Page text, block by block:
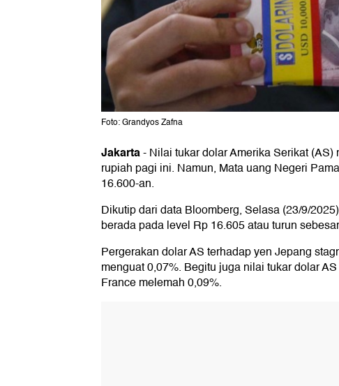
Foto: Grandyos Zafna
Jakarta-Nilai tukar dolar Amerika Serikat (AS)
rupiah pagi ini. Namun, Mata uang Negeri
16.600-an.
Dikutip dari data Bloomberg, Selasa (23/9/
berada pada level Rp 16.605 atau turun
Pergerakan dolar AS terhadap yen Jepang
menguat 0,07%. Begitu juga nilai tukar dolar
France melemah 0,09%.